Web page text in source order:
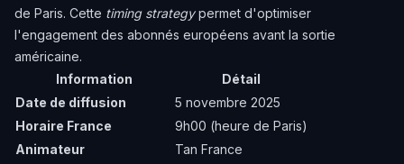
de Paris. Cette timing strategypermet d'optimiser
l'engagement des abonnés européens avant la sortie
américaine.
Information
Détail
Date de diffusion
5 novembre 2025
Horaire France
9h00 (heure de Paris)
Animateur
Tan France